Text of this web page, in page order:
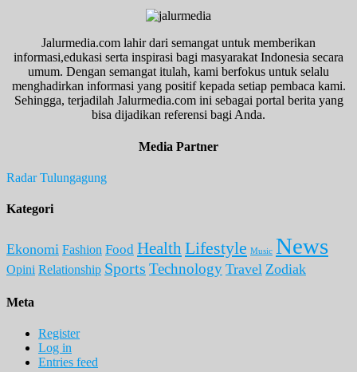
Jalurmedia.com lahir dari semangat untuk memberikan
informasi,edukasi serta inspirasi bagi masyarakat Indonesia secara
umum. Dengan semangat itulah, kami berfokus untuk selalu
menghadirkan informasi yang positif kepada setiap pembaca kami.
Sehingga, terjadilah Jalurmedia.com ini sebagai portal berita yang
bisa dijadikan referensi bagi Anda.
Media Partner
Radar Tulungagung
Kategori
Ekonomi Fashion Food Health Lifestyle Music News
Opini Relationship Sports Technology Travel Zodiak
Meta
Register
Log in
Entries feed